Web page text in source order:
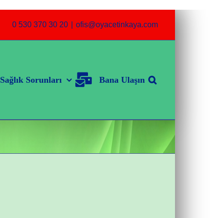
0 530 370 30 20 ofis@oyacetinkaya.com
Sağlık Sorunları Bana Ulaşın